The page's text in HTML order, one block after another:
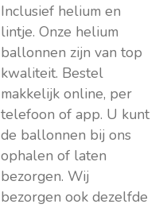
Inclusief helium en
lintje. Onze helium
ballonnen zijn van top
kwaliteit. Bestel
makkelijk online, per
telefoon of app. U kunt
de ballonnen bij ons
ophalen of laten
bezorgen. Wij
bezorgen ook dezelfde